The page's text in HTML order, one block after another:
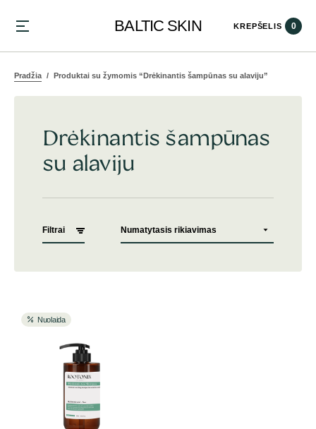
BALTIC SKIN KREPŠELIS 0
Pradžia Produktai su žymomis “Drėkinantis šampūnas su alaviju”
Drėkinantis šampūnas
su alaviju
Filtrai
Nuolaida